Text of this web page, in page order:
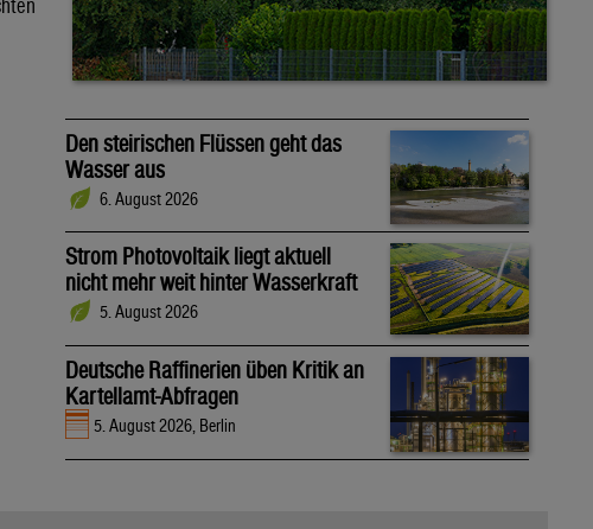
Den steirischen Flüssen geht das
Wasser aus
6. August 2026
Strom Photovoltaik liegt aktuell
nicht mehr weit hinter Wasserkraft
5. August 2026
Deutsche Raffinerien üben Kritik an
Kartellamt-Abfragen
5. August 2026, Berlin